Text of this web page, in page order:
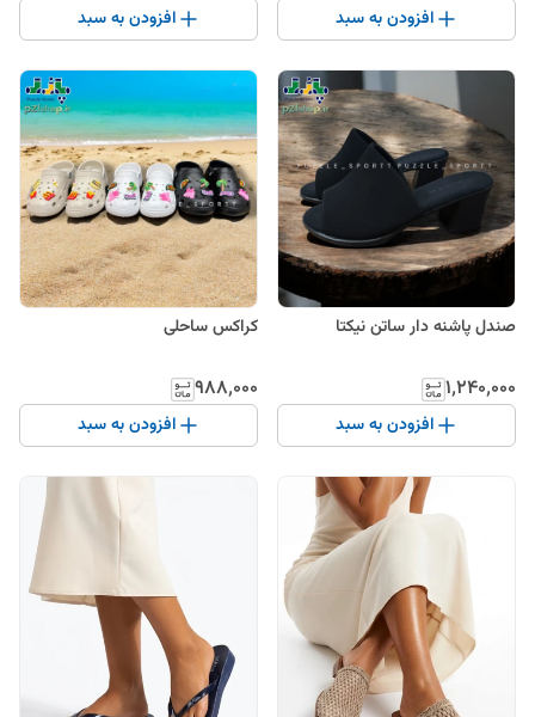
افزودن به سبد افزودن به سبد
صندل پاشنه دار ساتن نیکتا
۱٬۲۴۰٬۰۰۰
افزودن به سبد
کراکس ساحلی
۹۸۸٬۰۰۰
افزودن به سبد